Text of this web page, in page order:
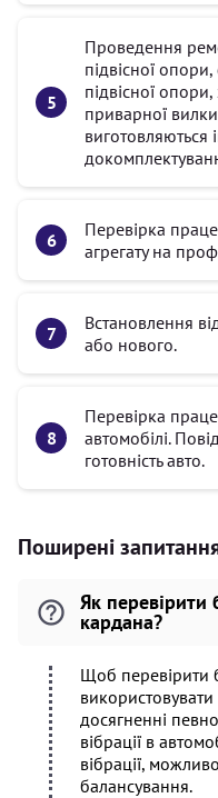
Проведення
підвісної
підвісної
приварної вилки
виготовляються
Перевірка
агрегату на
Встановлення
або нового.
Перевірка
автомобілі.
готовність авто.
Поширені
Як перевірити
кардана?
Щоб перевірити
досягненні
вібрації в
вібрації,
балансування.